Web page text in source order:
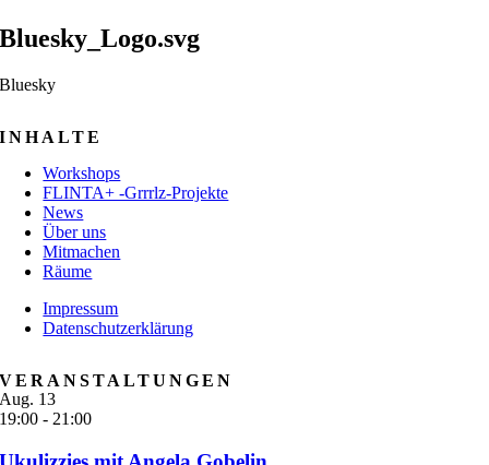
Bluesky_Logo.svg
Bluesky
INHALTE
Workshops
FLINTA+ -Grrrlz-Projekte
News
Über uns
Mitmachen
Räume
Impressum
Datenschutzerklärung
VERANSTALTUNGEN
Aug. 13
19:00 - 21:00